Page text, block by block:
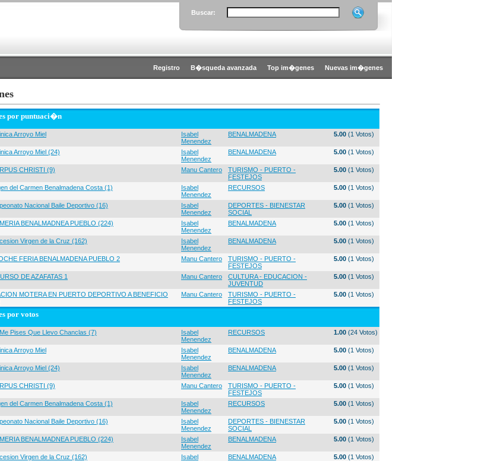
Buscar:
Registro B�squeda avanzada Top im�genes Nuevas im�genes
por puntuaci�n
Arroyo Miel
Isabel
Menendez
BENALMADENA 5.00 (1 Votos)
Arroyo Miel (24)
Isabel
Menendez
BENALMADENA 5.00 (1 Votos)
CHRISTI (9) Manu Cantero
TURISMO - PUERTO -
FESTEJOS
5.00 (1 Votos)
del Carmen Benalmadena Costa (1)
Isabel
Menendez
RECURSOS 5.00 (1 Votos)
Nacional Baile Deportivo (16)
Isabel
Menendez
DEPORTES - BIENESTAR
SOCIAL
5.00 (1 Votos)
BENALMADNEA PUEBLO (224)
Isabel
Menendez
BENALMADENA 5.00 (1 Votos)
Virgen de la Cruz (162)
Isabel
Menendez
BENALMADENA 5.00 (1 Votos)
FERIA BENALMADENA PUEBLO 2 Manu Cantero
TURISMO - PUERTO -
FESTEJOS
5.00 (1 Votos)
DE AZAFATAS 1 Manu Cantero
CULTURA - EDUCACION -
JUVENTUD
5.00 (1 Votos)
MOTERA EN PUERTO DEPORTIVO A BENEFICIO
Manu Cantero
TURISMO - PUERTO -
FESTEJOS
5.00 (1 Votos)
por votos
Pises Que Llevo Chanclas (7)
Isabel
Menendez
RECURSOS 1.00 (24 Votos)
Arroyo Miel
Isabel
Menendez
BENALMADENA 5.00 (1 Votos)
Arroyo Miel (24)
Isabel
Menendez
BENALMADENA 5.00 (1 Votos)
CHRISTI (9) Manu Cantero
TURISMO - PUERTO -
FESTEJOS
5.00 (1 Votos)
del Carmen Benalmadena Costa (1)
Isabel
Menendez
RECURSOS 5.00 (1 Votos)
Nacional Baile Deportivo (16)
Isabel
Menendez
DEPORTES - BIENESTAR
SOCIAL
5.00 (1 Votos)
BENALMADNEA PUEBLO (224)
Isabel
Menendez
BENALMADENA 5.00 (1 Votos)
Virgen de la Cruz (162)
Isabel
BENALMADENA 5.00 (1 Votos)